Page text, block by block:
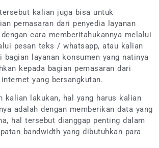
kalian juga bisa untuk
pemasaran dari penyedia layanan
cara memberitahukannya melalui
pesan teks / whatsapp, atau kalian
bagian layanan konsumen yang natinya
kepada bagian pemasaran dari
yang bersangkutan.
kalian lakukan, hal yang harus kalian
adalah dengan memberikan data yang
hal tersebut dianggap penting dalam
bandwidth yang dibutuhkan para